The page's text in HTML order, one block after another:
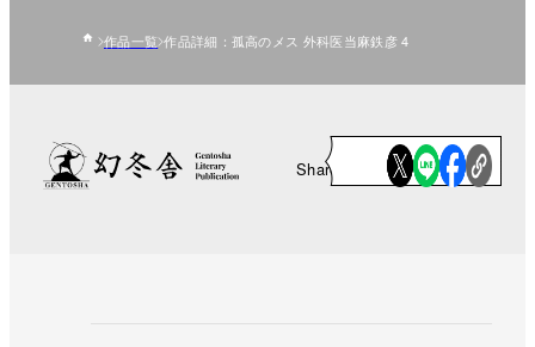
作品一覧 作品詳細：孤高のメス 外科医当麻鉄彦 4
Share